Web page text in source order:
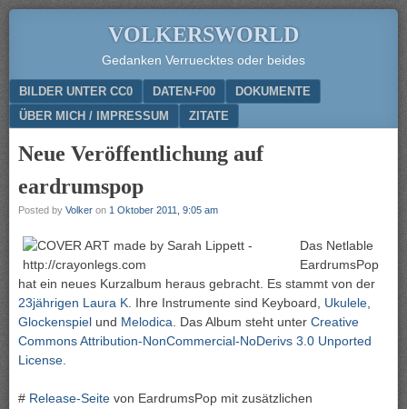
VOLKERSWORLD
Gedanken Verruecktes oder beides
Menu
SKIP TO CONTENT
BILDER UNTER CC0 DATEN-F00
DOKUMENTE
ÜBER MICH / IMPRESSUM
ZITATE
Neue Veröffentlichung auf
eardrumspop
Posted by Volker on 1 Oktober 2011, 9:05 am
Das Netlable
EardrumsPop
hat ein neues Kurzalbum heraus gebracht. Es stammt von der
23jährigen Laura K . Ihre Instrumente sind Keyboard, Ukulele
Glockenspiel und Melodica . Das Album steht unter Creative
Commons Attribution-NonCommercial-NoDerivs 3.0 Unported
License
# Release-Seite von EardrumsPop mit zusätzlichen